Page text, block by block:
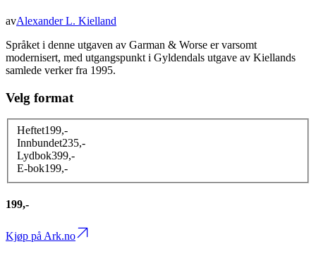
avAlexander L. Kielland
Språket i denne utgaven av Garman & Worse er varsomt
modernisert, med utgangspunkt i Gyldendals utgave av Kiellands
samlede verker fra 1995.
Velg format
Heftet199,-
Innbundet235,-
Lydbok399,-
E-bok199,-
199,-
Kjøp på Ark.no